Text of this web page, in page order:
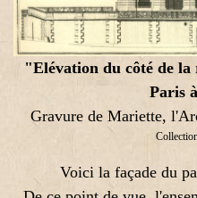
"Elévation du côté de
Paris
Gravure de Mariette,
Voici la façade du